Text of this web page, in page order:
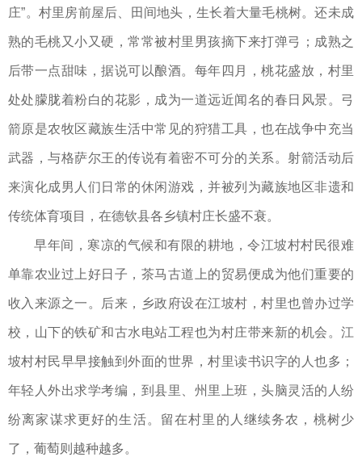
庄”。村里房前屋后、田间地头，生长着大量毛桃树。还未成
熟的毛桃又小又硬，常常被村里男孩摘下来打弹弓；成熟之
后带一点甜味，据说可以酿酒。每年四月，桃花盛放，村里
处处朦胧着粉白的花影，成为一道远近闻名的春日风景。弓
箭原是农牧区藏族生活中常见的狩猎工具，也在战争中充当
武器，与格萨尔王的传说有着密不可分的关系。射箭活动后
来演化成男人们日常的休闲游戏，并被列为藏族地区非遗和
传统体育项目，在德钦县各乡镇村庄长盛不衰。
早年间，寒凉的气候和有限的耕地，令江坡村村民很难
单靠农业过上好日子，茶马古道上的贸易便成为他们重要的
收入来源之一。后来，乡政府设在江坡村，村里也曾办过学
校，山下的铁矿和古水电站工程也为村庄带来新的机会。江
坡村村民早早接触到外面的世界，村里读书识字的人也多；
年轻人外出求学考编，到县里、州里上班，头脑灵活的人纷
纷离家谋求更好的生活。留在村里的人继续务农，桃树少
了，葡萄则越种越多。